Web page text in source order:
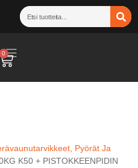
0
Pyörät Ja
K50 + PISTOKKEENPIDIN